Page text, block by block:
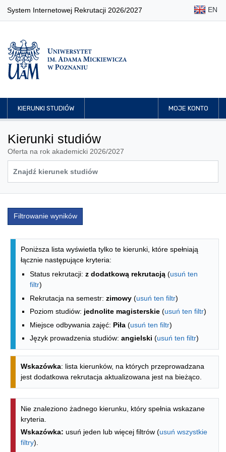
System Internetowej Rekrutacji 2026/2027 EN
KIERUNKI STUDIÓW MOJE KONTO
Kierunki studiów
Oferta na rok akademicki 2026/2027
Filtrowanie wyników
Lista kierunków - indeks alfabetyczny
Poniższa lista wyświetla tylko te kierunki, które spełniają
łącznie następujące kryteria:
Status rekrutacji: z dodatkową rekrutacją (usuń ten
filtr)
Rekrutacja na semestr: zimowy (usuń ten filtr)
Poziom studiów: jednolite magisterskie (usuń ten filtr)
Miejsce odbywania zajęć: Piła (usuń ten filtr)
Język prowadzenia studiów: angielski (usuń ten filtr)
Wskazówka: lista kierunków, na których przeprowadzana
jest dodatkowa rekrutacja aktualizowana jest na bieżąco.
Nie znaleziono żadnego kierunku, który spełnia wskazane
kryteria.
Wskazówka: usuń jeden lub więcej filtrów (usuń wszystkie
filtry).